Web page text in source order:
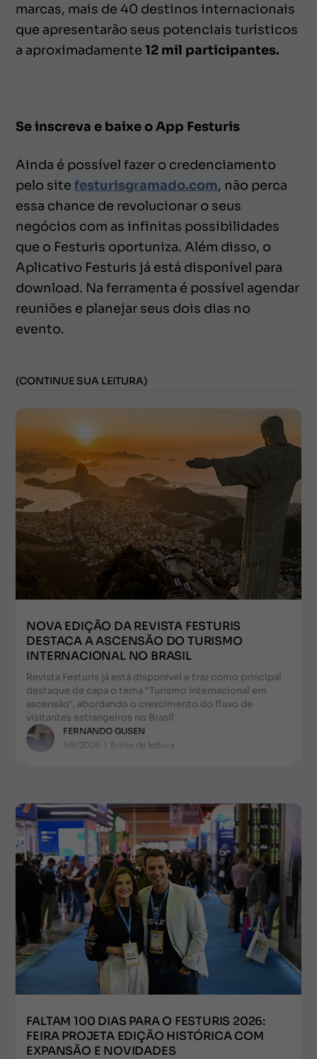
marcas, mais de 40 destinos internacionais
que apresentarão seus potenciais turísticos
a aproximadamente12 mil participantes.
Se inscreva e baixe o App Festuris
Ainda é possível fazer o credenciamento
pelo sitefesturisgramado.com, não perca
essa chance de revolucionar o seus
negócios com as infinitas possibilidades
que o Festuris oportuniza. Além disso, o
Aplicativo Festuris já está disponível para
download. Na ferramenta é possível agendar
reuniões e planejar seus dois dias no
evento.
(CONTINUE SUA LEITURA)
NOVA EDIÇÃO DA REVISTA FESTURIS
DESTACA A ASCENSÃO DO TURISMO
INTERNACIONAL NO BRASIL
Revista Festuris já está disponível e traz como principal
destaque de capa o tema "Turismo internacional em
ascensão", abordando o crescimento do fluxo de
visitantes estrangeiros no Brasil
FERNANDO GUSEN
5/8/2026 | 6 min de leitura
FALTAM 100 DIAS PARA O FESTURIS 2026:
FEIRA PROJETA EDIÇÃO HISTÓRICA COM
EXPANSÃO E NOVIDADES